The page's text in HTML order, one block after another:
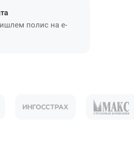
полис на e-